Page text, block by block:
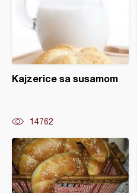
Kajzerice sa susamom
14762